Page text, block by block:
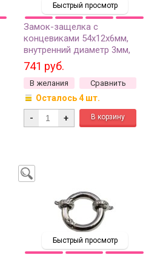
Быстрый просмотр
Замок-защелка с
концевиками 54х12х6мм,
внутренний диаметр 3мм,
цвет платина, латунь, 06-138,
1шт
741 руб.
В желания Сравнить
Осталось 4 шт.
- +
Быстрый просмотр